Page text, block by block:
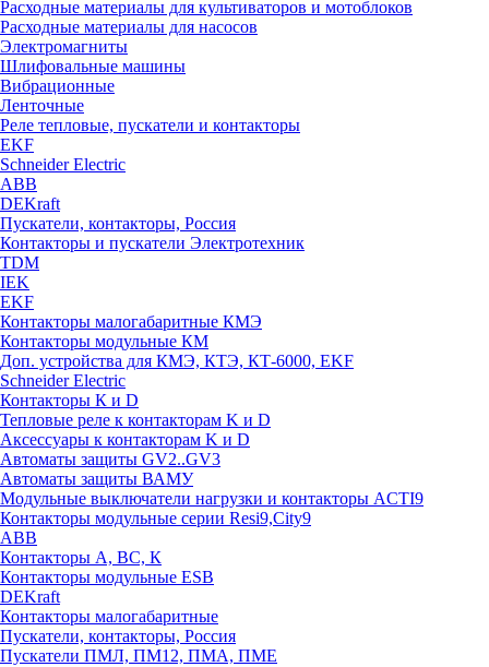
Расходные материалы для культиваторов и мотоблоков
Расходные материалы для насосов
Электромагниты
Шлифовальные машины
Вибрационные
Ленточные
Реле тепловые, пускатели и контакторы
EKF
Schneider Electric
ABB
DEKraft
Пускатели, контакторы, Россия
Контакторы и пускатели Электротехник
TDM
IEK
EKF
Контакторы малогабаритные КМЭ
Контакторы модульные КМ
Доп. устройства для КМЭ, КТЭ, КТ-6000, EKF
Schneider Electric
Контакторы К и D
Тепловые реле к контакторам K и D
Аксессуары к контакторам K и D
Автоматы защиты GV2..GV3
Автоматы защиты ВАМУ
Модульные выключатели нагрузки и контакторы ACTI9
Контакторы модульные серии Resi9,City9
ABB
Контакторы А, ВС, К
Контакторы модульные ESB
DEKraft
Контакторы малогабаритные
Пускатели, контакторы, Россия
Пускатели ПМЛ, ПМ12, ПМА, ПМЕ